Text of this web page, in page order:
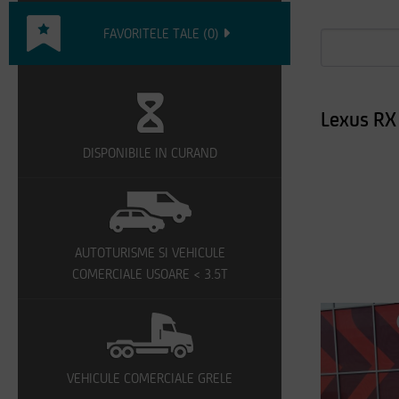
FAVORITELE TALE (0)
DISPONIBILE IN CURAND
AUTOTURISME SI VEHICULE
COMERCIALE USOARE < 3.5T
VEHICULE COMERCIALE GRELE
Lexus